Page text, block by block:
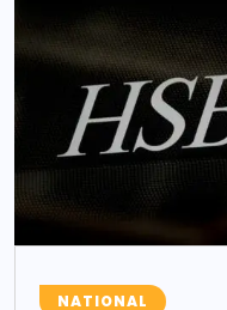
NATIONAL